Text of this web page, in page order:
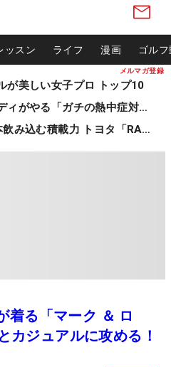
メルマガ登録
ッスン ライフ 漫画 ゴル
が美しい女子プロ トップ10
女子プロやキャディがやる「ガチの熱中症対策」
ゴルフバッグ4本飲み込む積載力 トヨタ「RAV4」
着る「マーク ＆ ロ
カジュアルに攻める！